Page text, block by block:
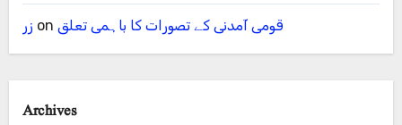
زر on قومی آمدنی کے تصورات کا باہمی تعلق
Archives